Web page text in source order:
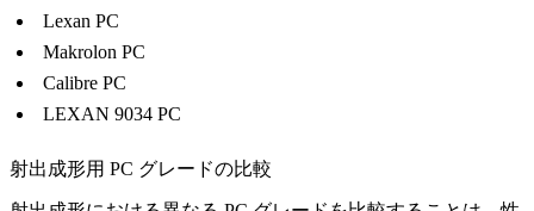
Lexan PC
Makrolon PC
Calibre PC
LEXAN 9034 PC
射出成形用 PC グレードの比較